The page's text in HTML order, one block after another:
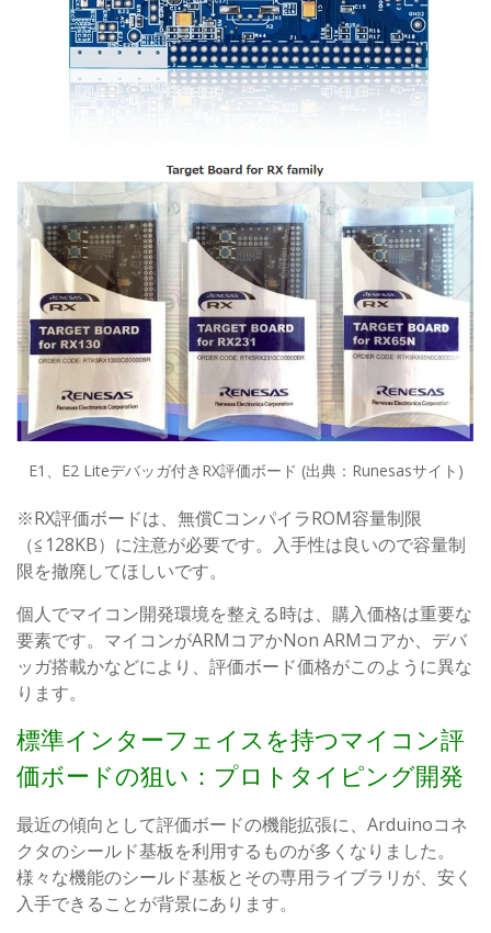
E1、E2 Liteデバッガ付きRX評価ボード (出典：Runesasサイト)
※RX評価ボードは、無償CコンパイラROM容量制限
（≦128KB）に注意が必要です。入手性は良いので容量制
限を撤廃してほしいです。
個人でマイコン開発環境を整える時は、購入価格は重要な
要素です。マイコンがARMコアかNon ARMコアか、デバ
ッガ搭載かなどにより、評価ボード価格がこのように異な
ります。
標準インターフェイスを持つマイコン評
価ボードの狙い：プロトタイピング開発
最近の傾向として評価ボードの機能拡張に、Arduinoコネ
クタのシールド基板を利用するものが多くなりました。
様々な機能のシールド基板とその専用ライブラリが、安く
入手できることが背景にあります。